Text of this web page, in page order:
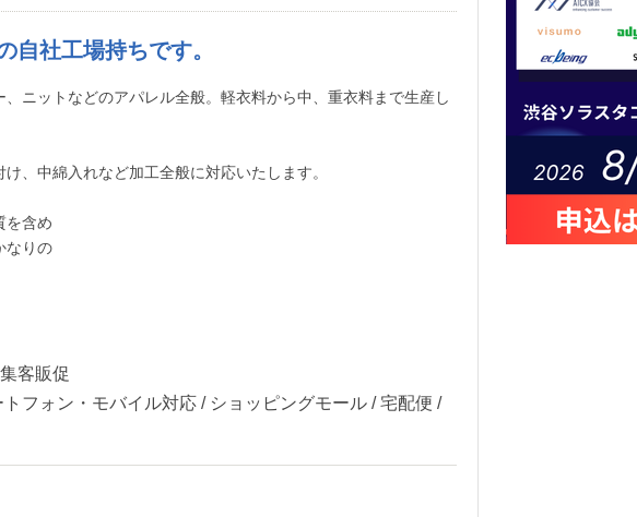
自社工場持ちです。
ニットなどのアパレル全般。軽衣料から中、重衣料まで生産し
、中綿入れなど加工全般に対応いたします。
を含め
なりの
客販促
フォン・モバイル対応 / ショッピングモール / 宅配便 /